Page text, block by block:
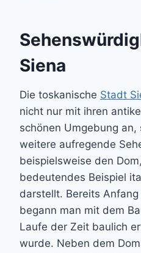
Siena
Die toskanische Stadt
nicht nur mit ihren
schönen Umgebung
weitere aufregende
beispielsweise den
bedeutendes Beispiel
darstellt. Bereits
begann man mit dem
Laufe der Zeit baulich
wurde. Neben dem